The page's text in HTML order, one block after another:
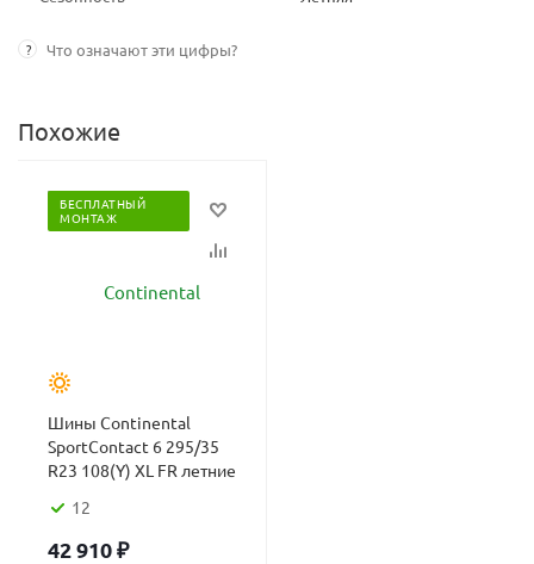
? Что означают эти цифры?
Похожие
БЕСПЛАТНЫЙ
МОНТАЖ
Шины Continental
SportContact 6 295/35
R23 108(Y) XL FR летние
12
42 910₽